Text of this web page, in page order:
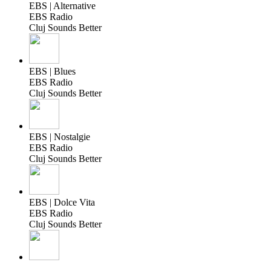
EBS | Alternative
EBS Radio
Cluj Sounds Better
EBS | Blues
EBS Radio
Cluj Sounds Better
EBS | Nostalgie
EBS Radio
Cluj Sounds Better
EBS | Dolce Vita
EBS Radio
Cluj Sounds Better